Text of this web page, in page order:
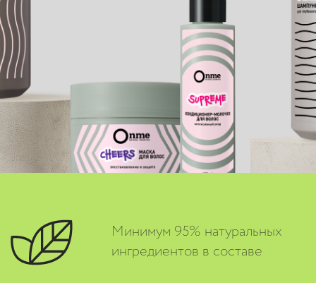
Минимум 95% натуральных
ингредиентов в составе